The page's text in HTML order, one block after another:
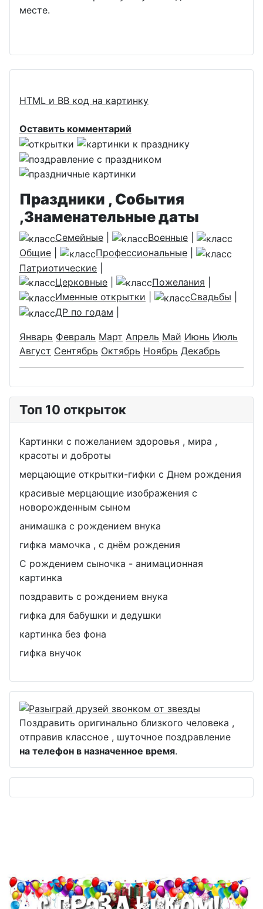
месте.
HTML и BB код на картинку
Оставить комментарий
Праздники , События
,Знаменательные даты
Семейные Военные
Общие
Профессиональные
Патриотические
Церковные
Пожелания
Именные открытки
Свадьбы
ДР по годам
Январь Февраль Март Апрель Май Июнь Июль
Август Сентябрь Октябрь Ноябрь Декабрь
Топ 10 открыток
Картинки с пожеланием здоровья , мира ,
красоты и доброты
мерцающие открытки-гифки с Днем рождения
красивые мерцающие изображения с
новорожденным сыном
анимашка с рождением внука
гифка мамочка , с днём рождения
С рождением сыночка - анимационная
картинка
поздравить с рождением внука
гифка для бабушки и дедушки
картинка без фона
гифка внучок
Поздравить оригинально близкого человека ,
отправив классное , шуточное поздравление
на телефон в назначенное время.